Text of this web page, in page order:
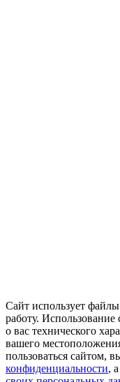
Сайт использует
работу.
о вас технического
вашего
пользоваться сайтом,
конфиденциальности,